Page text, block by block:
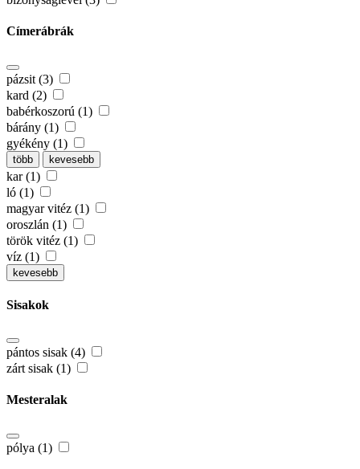
Címerábrák
pázsit (3)
kard (2)
babérkoszorú (1)
bárány (1)
gyékény (1)
több kevesebb
kar (1)
ló (1)
magyar vitéz (1)
oroszlán (1)
török vitéz (1)
víz (1)
kevesebb
Sisakok
pántos sisak (4)
zárt sisak (1)
Mesteralak
pólya (1)